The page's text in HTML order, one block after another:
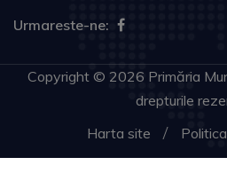
Urmareste-ne:
Copyright © 2026 Primăria
drepturile
Harta site